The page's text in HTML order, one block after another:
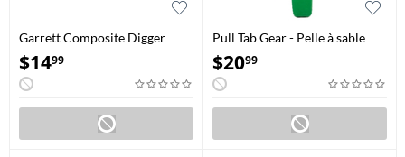
Garrett Composite Digger
(1606000)
$1499
Pull Tab Gear - Pelle à sable
$2099